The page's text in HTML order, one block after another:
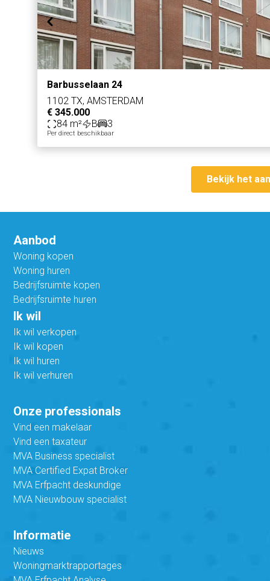
Barbusselaan 24
1102 TX, AMSTERDAM
€ 345.000
84 m²
B 3
Per direct beschikbaar
Bekijk het
Aanbod
Woning kopen
Woning huren
Bedrijfsruimte kopen
Bedrijfsruimte huren
Ik wil
Ik wil verkopen
Ik wil kopen
Ik wil huren
Ik wil verhuren
Onze professionals
Vind een makelaar
Vind een taxateur
MVA Business specialist
MVA Certified Expat Broker
MVA Erfpacht deskundige
MVA Nieuwbouw specialist
Informatie
Nieuws
Woningmarktrapportages